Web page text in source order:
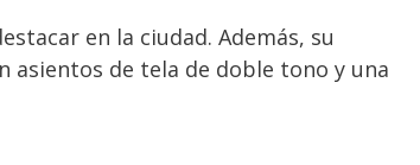
en la ciudad. Además, su
de tela de doble tono y una